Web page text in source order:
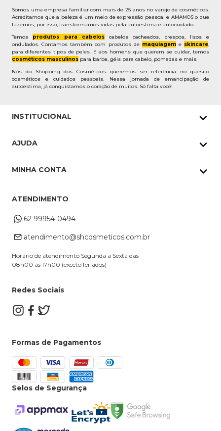
Somos uma empresa familiar com mais de 25 anos no varejo de cosméticos.
Acreditamos que a beleza é um meio de expressão pessoal e AMAMOS o que
fazemos, por isso, transformamos vidas pela autoestima e autocuidado.
Temos produtos para cabeloscabelos cacheados, crespos, lisos e
ondulados. Contamos também com produtos de maquiageme skincare,
para diferentes tipos de peles. E aos homens que querem se cuidar, temos
cosméticos masculinos para barba, géis para cabelo, pomadas e mais.
Nós do Shopping dos Cosméticos queremos ser referência no quesito
cosméticos e cuidados pessoais. Nessa jornada de emancipação de
autoestima, já conquistamos o coração de muitos. Só falta você!
INSTITUCIONAL
Pedidos Whatsapp
Cupons
AJUDA
Troca e Devoluções
Dúvidas Frequentes
MINHA CONTA
Alterar Cadastro
ATENDIMENTO
62 99954-0494
atendimento@shcosmeticos.com.br
Horário de atendimento Segunda a Sexta das
08h00 às 17h00 (exceto feriados)
Redes Sociais
Formas de Pagamentos
Selos de Segurança